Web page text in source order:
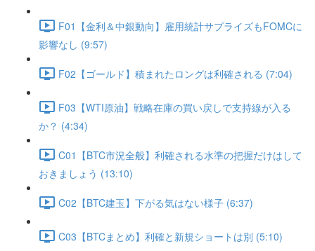
F01【金利＆中銀動向】雇用統計サプライズもFOMCに
影響なし (9:57)
F02【ゴールド】積まれたロングは利確される (7:04)
F03【WTI原油】戦略在庫の買い戻しで支持線が入る
か？ (4:34)
C01【BTC市況全般】利確される水準の把握だけはして
おきましょう (13:10)
C02【BTC建玉】下がる気はない様子 (6:37)
C03【BTCまとめ】利確と新規ショートは別 (5:10)